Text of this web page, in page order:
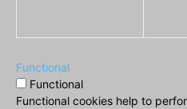
Functional
Functional
Functional cookies help to